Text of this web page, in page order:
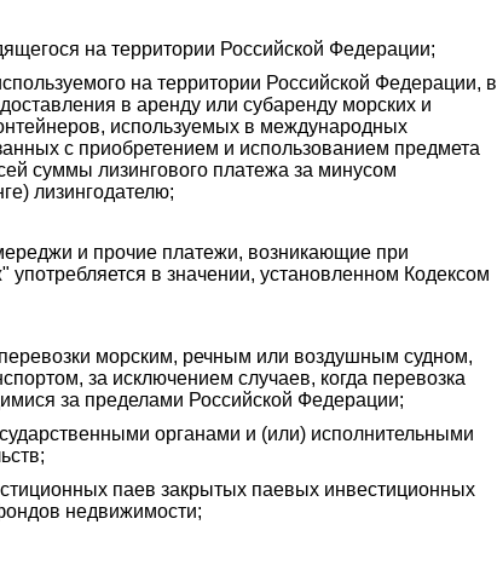
на территории Российской Федерации;
на территории Российской Федерации, в
в аренду или субаренду морских и
используемых в международных
с приобретением и использованием предмета
суммы лизингового платежа за минусом
лизингодателю;
и прочие платежи, возникающие при
в значении, установленном Кодексом
морским, речным или воздушным судном,
за исключением случаев, когда перевозка
за пределами Российской Федерации;
органами и (или) исполнительными
паев закрытых паевых инвестиционных
недвижимости;